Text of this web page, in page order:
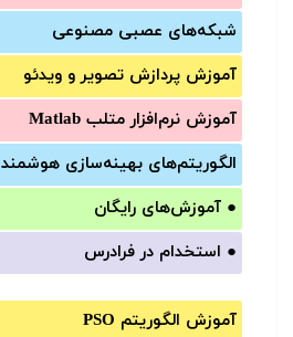
شبکه‌های عصبی مصنوعی
آموزش‌ پردازش تصویر و ویدئو
آموزش‌ نرم‌افزار متلب Matlab
الگوریتم‌های بهینه‌سازی هوشمند
● آموزش‌های رایگان
● استخدام در فرادرس
آموزش الگوریتم PSO